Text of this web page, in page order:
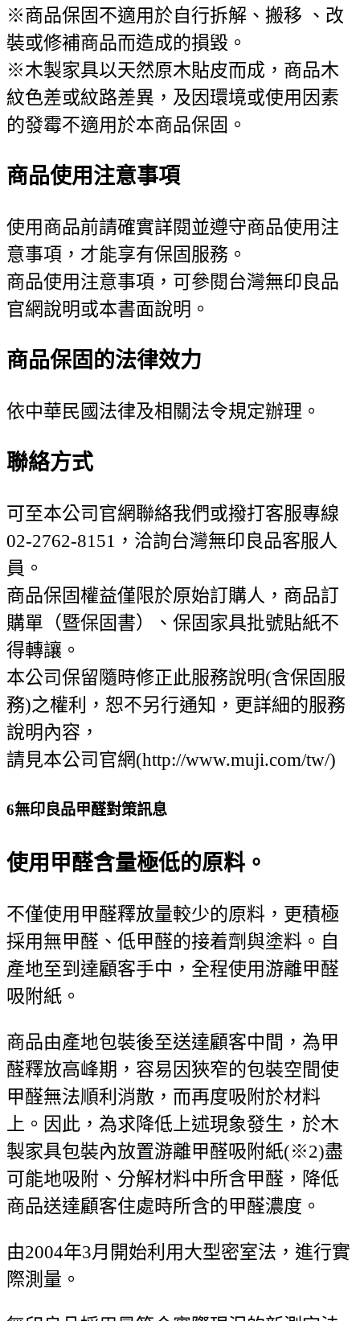
※商品保固不適用於自行拆解、搬移 、改
裝或修補商品而造成的損毀。
※木製家具以天然原木貼皮而成，商品木
紋色差或紋路差異，及因環境或使用因素
的發霉不適用於本商品保固。
商品使用注意事項
使用商品前請確實詳閱並遵守商品使用注
意事項，才能享有保固服務。
商品使用注意事項，可參閱台灣無印良品
官網說明或本書面說明。
商品保固的法律效力
依中華民國法律及相關法令規定辦理。
聯絡方式
可至本公司官網聯絡我們或撥打客服專線
02-2762-8151，洽詢台灣無印良品客服人
員。
商品保固權益僅限於原始訂購人，商品訂
購單（暨保固書）、保固家具批號貼紙不
得轉讓。
本公司保留隨時修正此服務說明(含保固服
務)之權利，恕不另行通知，更詳細的服務
說明內容，
請見本公司官網(http://www.muji.com/tw/)
6無印良品甲醛對策訊息
使用甲醛含量極低的原料。
不僅使用甲醛釋放量較少的原料，更積極
採用無甲醛、低甲醛的接着劑與塗料。自
產地至到達顧客手中，全程使用游離甲醛
吸附紙。
商品由產地包裝後至送達顧客中間，為甲
醛釋放高峰期，容易因狹窄的包裝空間使
甲醛無法順利消散，而再度吸附於材料
上。因此，為求降低上述現象發生，於木
製家具包裝內放置游離甲醛吸附紙(※2)盡
可能地吸附、分解材料中所含甲醛，降低
商品送達顧客住處時所含的甲醛濃度。
由2004年3月開始利用大型密室法，進行實
際測量。